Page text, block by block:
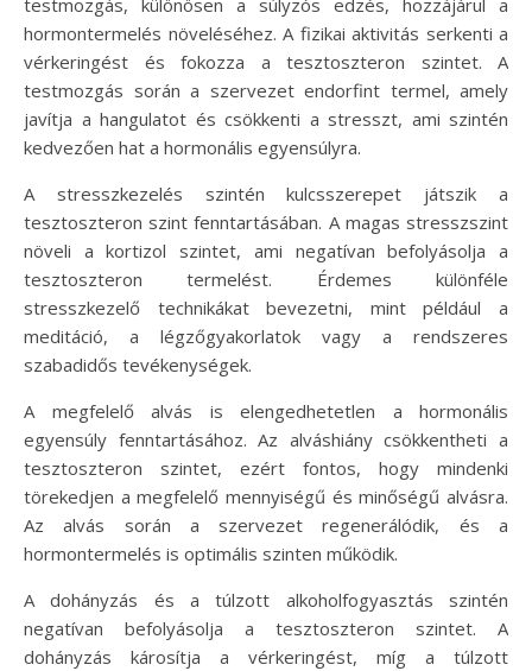
testmozgás, különösen a súlyzós edzés, hozzájárul a
hormontermelés növeléséhez. A fizikai aktivitás serkenti a
vérkeringést és fokozza a tesztoszteron szintet. A
testmozgás során a szervezet endorfint termel, amely
javítja a hangulatot és csökkenti a stresszt, ami szintén
kedvezően hat a hormonális egyensúlyra.
A stresszkezelés szintén kulcsszerepet játszik a
tesztoszteron szint fenntartásában. A magas stresszszint
növeli a kortizol szintet, ami negatívan befolyásolja a
tesztoszteron termelést. Érdemes különféle
stresszkezelő technikákat bevezetni, mint például a
meditáció, a légzőgyakorlatok vagy a rendszeres
szabadidős tevékenységek.
A megfelelő alvás is elengedhetetlen a hormonális
egyensúly fenntartásához. Az alváshiány csökkentheti a
tesztoszteron szintet, ezért fontos, hogy mindenki
törekedjen a megfelelő mennyiségű és minőségű alvásra.
Az alvás során a szervezet regenerálódik, és a
hormontermelés is optimális szinten működik.
A dohányzás és a túlzott alkoholfogyasztás szintén
negatívan befolyásolja a tesztoszteron szintet. A
dohányzás károsítja a vérkeringést, míg a túlzott